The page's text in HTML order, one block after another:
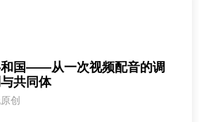
国——从一次视频配音的调
共同体
创